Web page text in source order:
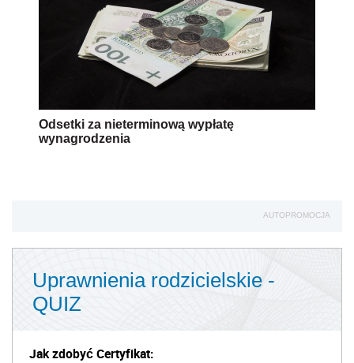
Odsetki za nieterminową wypłatę
wynagrodzenia
AUTOPROMOCJA
Uprawnienia rodzicielskie -
QUIZ
Jak zdobyć Certyfikat: